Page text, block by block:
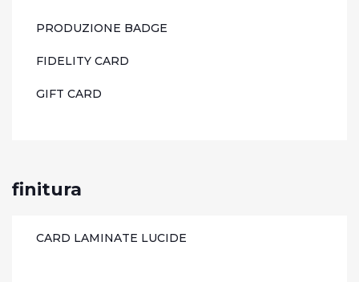
PRODUZIONE BADGE
FIDELITY CARD
GIFT CARD
finitura
CARD LAMINATE LUCIDE